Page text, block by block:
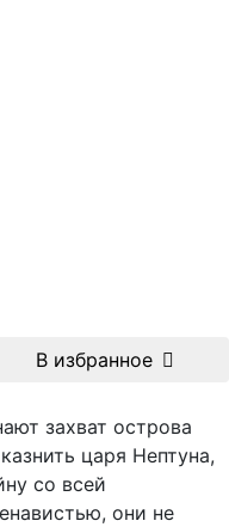
В избранное
захват острова
царя Нептуна,
со всей
они не